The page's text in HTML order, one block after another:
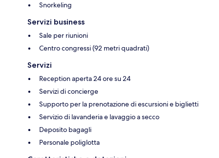
Snorkeling
Servizi business
Sale per riunioni
Centro congressi (92 metri quadrati)
Servizi
Reception aperta 24 ore su 24
Servizi di concierge
Supporto per la prenotazione di escursioni e biglietti
Servizio di lavanderia e lavaggio a secco
Deposito bagagli
Personale poliglotta